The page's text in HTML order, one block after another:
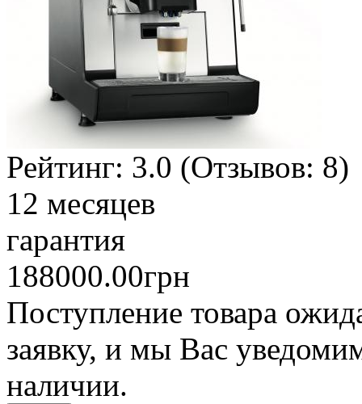
Рейтинг: 3.0 (Отзывов: 8)
12 месяцев
гарантия
188000.00грн
Поступление товара
заявку, и мы Вас
наличии.